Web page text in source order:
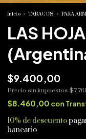
Inicio > TABACOS > PARA
LAS
$9.400,00
Precio sin impuestos
$8.460,00 con
10% de descuento
bancario